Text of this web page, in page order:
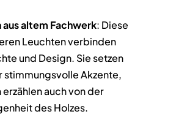
aus altem Fachwerk: Diese
Leuchten verbinden
und Design. Sie setzen
stimmungsvolle Akzente,
auch von der
des Holzes.